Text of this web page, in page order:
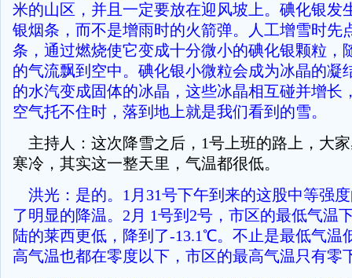
米的山区，并且一定要放在迎风坡上。碘化银发
银烟条，而不是增雨时的火箭弹。人工增雪时先
条，通过燃烧使它变成十分微小的碘化银颗粒，
的气流飘到空中。碘化银小微粒会成为冰晶的凝
的水汽变成固体的冰晶，这些冰晶相互碰并增长
空气托不住时，落到地上就是我们看到的雪。
主持人：这次降雪之后，1号上班的路上，大
寒冷，其实这一整天里，气温都很低。
洪光：是的。1月31号下午到来的这股中等强
了明显的降温。2月 1号到2号，市区的最低气温
陆的莱西更低，降到了-13.1℃。不止是最低气温
高气温也都在零度以下，市区的最高气温只有零